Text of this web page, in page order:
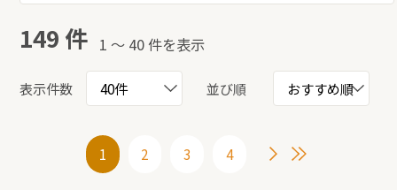
149 件 1 〜 40 件を表示
表示件数 並び順
1 2 3 4